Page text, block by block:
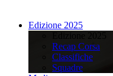
Edizione 2025
Recap Corsa
Classifiche
Squadre